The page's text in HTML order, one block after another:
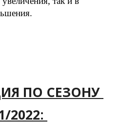
ПО СЕЗОНУ
2022: